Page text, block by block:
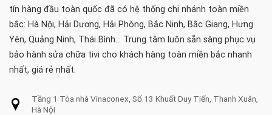
tín hàng đầu toàn quốc đã có hệ thống chi nhánh toàn miền
bắc: Hà Nội, Hải Dương, Hải Phòng, Bắc Ninh, Bắc Giang, Hưng
Yên, Quảng Ninh, Thái Bình... Trung tâm luôn sẵn sàng phục vụ
bảo hành sửa chữa tivi cho khách hàng toàn miền bắc nhanh
nhất, giá rẻ nhất.
Tầng 1 Tòa nhà Vinaconex, Số 13 Khuất Duy Tiến, Thanh Xuân,
Hà Nội